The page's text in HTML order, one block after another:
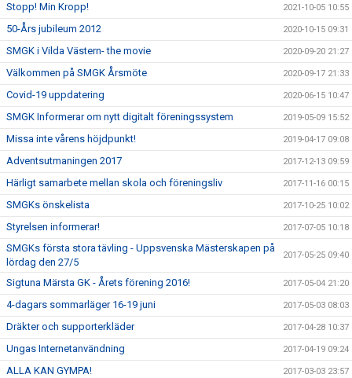
Stopp! Min Kropp! 2021-10-05 10:55
50-Års jubileum 2012 2020-10-15 09:31
SMGK i Vilda Västern- the movie 2020-09-20 21:27
Välkommen på SMGK Årsmöte 2020-09-17 21:33
Covid-19 uppdatering 2020-06-15 10:47
SMGK Informerar om nytt digitalt föreningssystem 2019-05-09 15:52
Missa inte vårens höjdpunkt! 2019-04-17 09:08
Adventsutmaningen 2017 2017-12-13 09:59
Härligt samarbete mellan skola och föreningsliv 2017-11-16 00:15
SMGKs önskelista 2017-10-25 10:02
Styrelsen informerar! 2017-07-05 10:18
SMGKs första stora tävling - Uppsvenska Mästerskapen på
lördag den 27/5
2017-05-25 09:40
Sigtuna Märsta GK - Årets förening 2016! 2017-05-04 21:20
4-dagars sommarläger 16-19 juni 2017-05-03 08:03
Dräkter och supporterkläder 2017-04-28 10:37
Ungas Internetanvändning 2017-04-19 09:24
ALLA KAN GYMPA! 2017-03-03 23:57